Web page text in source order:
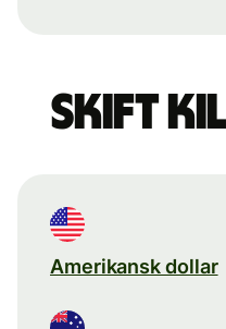
Skift
Amerikansk dollar